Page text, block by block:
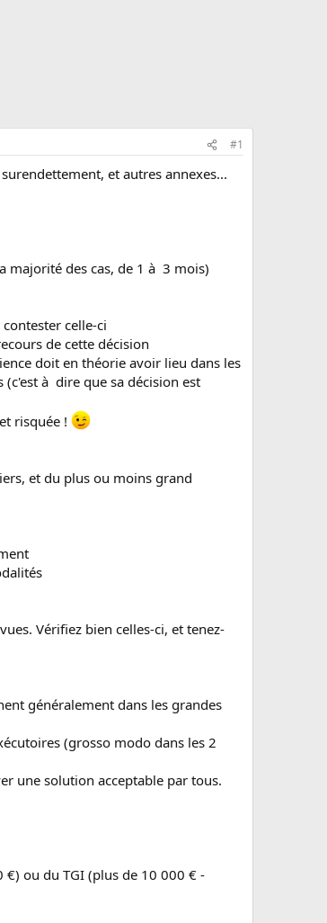
#1
et autres annexes...
majorité des cas, de 1 à 3 mois)
celle-ci
de cette décision
doit en théorie avoir lieu dans les
à dire que sa décision est
risquée !
et du plus ou moins grand
Vérifiez bien celles-ci, et tenez-
généralement dans les grandes
(grosso modo dans les 2
une solution acceptable par tous.
ou du TGI (plus de 10 000 € -